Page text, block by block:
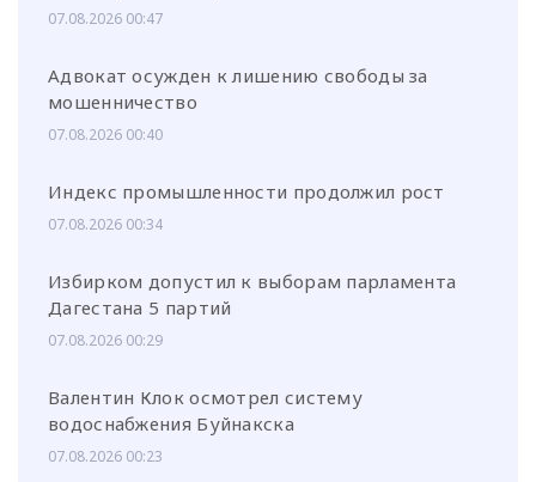
07.08.2026 00:47
Адвокат осужден к лишению свободы за
мошенничество
07.08.2026 00:40
Индекс промышленности продолжил рост
07.08.2026 00:34
Избирком допустил к выборам парламента
Дагестана 5 партий
07.08.2026 00:29
Валентин Клок осмотрел систему
водоснабжения Буйнакска
07.08.2026 00:23